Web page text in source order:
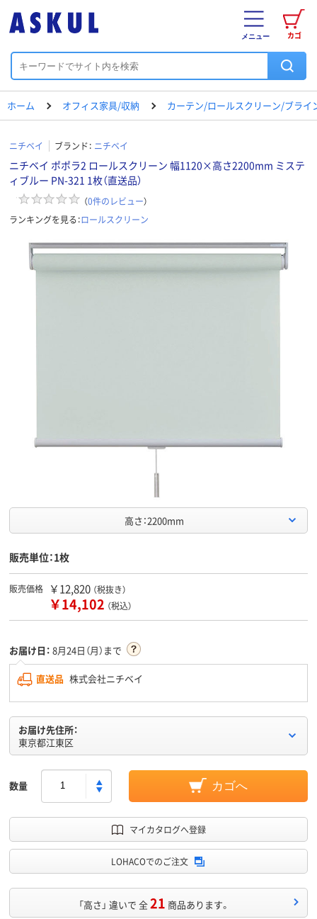
カゴ
メニュー
ホーム オフィス家具/収納 カーテン/ロールスクリーン/ブライ
ニチベイ ブランド： ニチベイ
ニチベイ ポポラ2 ロールスクリーン 幅1120×高さ2200mm ミステ
ィブルー PN-321 1枚（直送品）
（0件のレビュー）
ランキングを見る：ロールスクリーン
高さ：2200mm
販売単位：1枚
販売価格 ￥12,820 （税抜き）
￥14,102 （税込）
お届け日： 8月24日（月）まで
直送品 株式会社ニチベイ
お届け先住所：
東京都江東区
数量 カゴへ
マイカタログへ登録
LOHACOでのご注文
「高さ」 違いで 全21 商品あります。